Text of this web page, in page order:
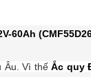
60Ah
Âu. Vì thếẮc quy